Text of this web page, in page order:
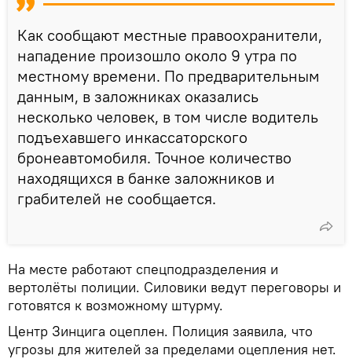
Как сообщают местные правоохранители,
нападение произошло около 9 утра по
местному времени. По предварительным
данным, в заложниках оказались
несколько человек, в том числе водитель
подъехавшего инкассаторского
бронеавтомобиля. Точное количество
находящихся в банке заложников и
грабителей не сообщается.
На месте работают спецподразделения и
вертолёты полиции. Силовики ведут переговоры и
готовятся к возможному штурму.
Центр Зинцига оцеплен. Полиция заявила, что
угрозы для жителей за пределами оцепления нет.